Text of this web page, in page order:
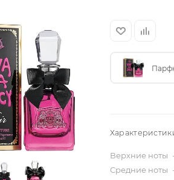
Верхние ноты
Средние ноты